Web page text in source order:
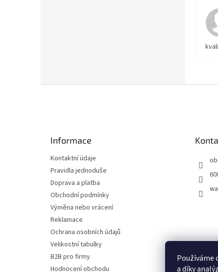
Používáme
a díky
Informace
Kontaktní údaje
Pravidla jednoduše
Doprava a platba
Obchodní podmínky
Výměna nebo vrácení
Reklamace
Ochrana osobních údajů
Velikostní tabulky
B2B pro firmy
Hodnocení obchodu